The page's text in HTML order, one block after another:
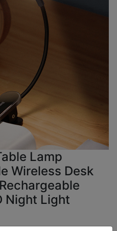
Lamp
Wireless Desk
Night Light